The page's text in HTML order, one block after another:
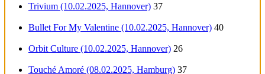
Trivium (10.02.2025, Hannover) 37
Bullet For My Valentine (10.02.2025, Hannover) 40
Orbit Culture (10.02.2025, Hannover) 26
Touché Amoré (08.02.2025, Hamburg) 37